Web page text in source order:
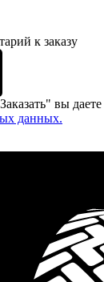
к заказу
вы даете
данных.